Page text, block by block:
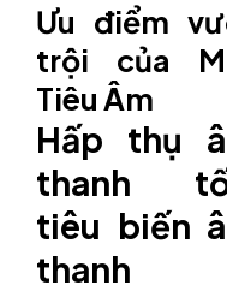
Ưu điểm
trội của
Tiêu Âm
Hấp thụ
thanh
tiêu biến
thanh